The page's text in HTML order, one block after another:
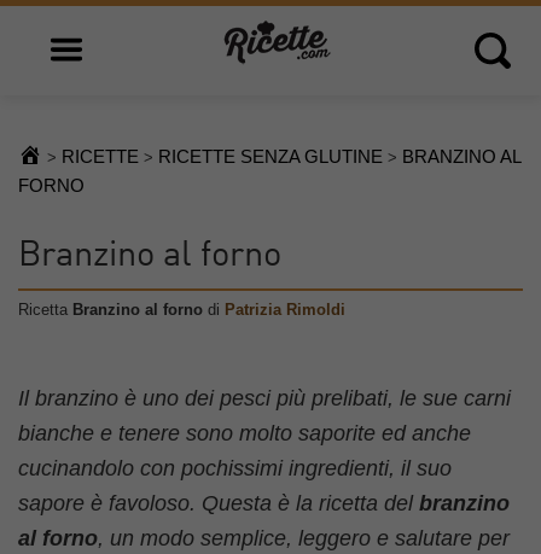
Open main menu Open
> RICETTE > RICETTE SENZA GLUTINE > BRANZINO AL
FORNO
Branzino al forno
Ricetta Branzino al forno di Patrizia Rimoldi
Il branzino è uno dei pesci più prelibati, le sue carni
bianche e tenere sono molto saporite ed anche
cucinandolo con pochissimi ingredienti, il suo
sapore è favoloso. Questa è la ricetta del branzino
al forno, un modo semplice, leggero e salutare per